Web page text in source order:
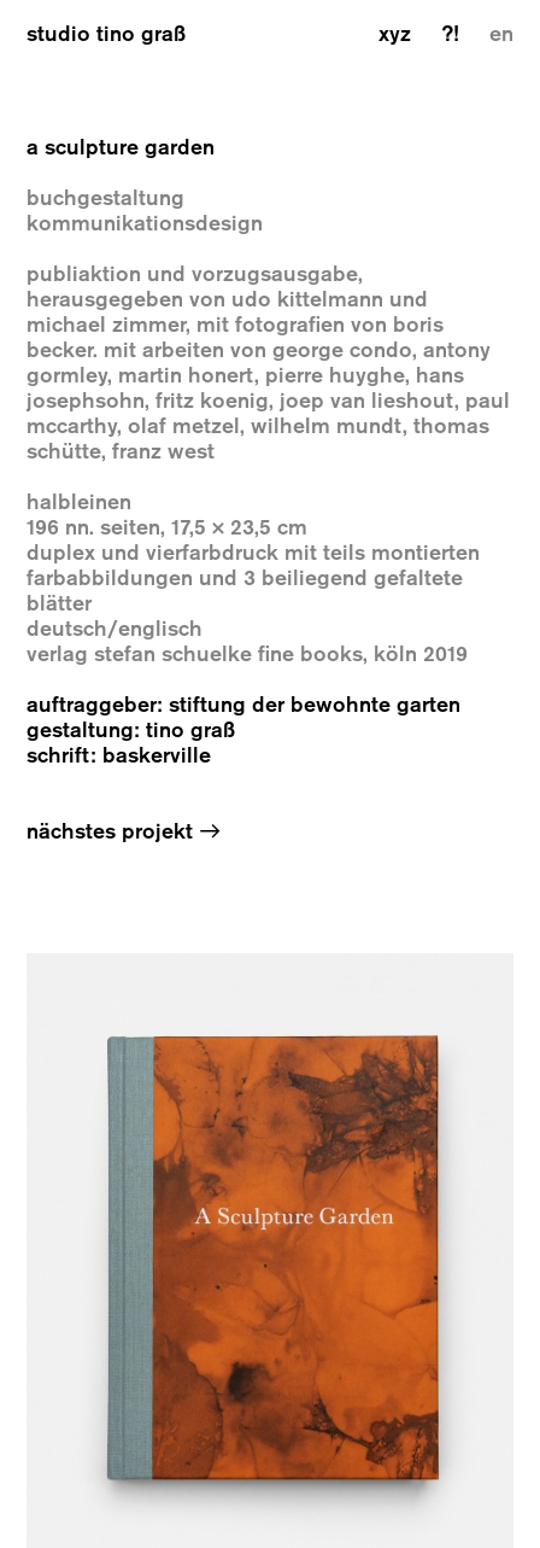
studio tino graß xyz ?! en
a sculpture garden
buchgestaltung
kommunikationsdesign
publiaktion und vorzugsausgabe,
herausgegeben von udo kittelmann und
michael zimmer, mit fotografien von boris
becker. mit arbeiten von george condo, antony
gormley, martin honert, pierre huyghe, hans
josephsohn, fritz koenig, joep van lieshout, paul
mccarthy, olaf metzel, wilhelm mundt, thomas
schütte, franz west
halbleinen
196 nn. seiten, 17,5 × 23,5 cm
duplex und vierfarbdruck mit teils montierten
farbabbildungen und 3 beiliegend gefaltete
blätter
deutsch/englisch
verlag stefan schuelke fine books, köln 2019
auftraggeber: stiftung der bewohnte garten
gestaltung: tino graß
schrift: baskerville
nächstes projekt →